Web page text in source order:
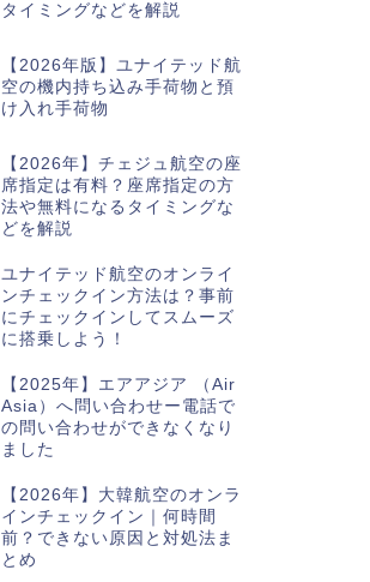
タイミングなどを解説
【2026年版】ユナイテッド航
空の機内持ち込み手荷物と預
け入れ手荷物
【2026年】チェジュ航空の座
席指定は有料？座席指定の方
法や無料になるタイミングな
どを解説
ユナイテッド航空のオンライ
ンチェックイン方法は？事前
にチェックインしてスムーズ
に搭乗しよう！
【2025年】エアアジア （Air
Asia）へ問い合わせー電話で
の問い合わせができなくなり
ました
【2026年】大韓航空のオンラ
インチェックイン｜何時間
前？できない原因と対処法ま
とめ